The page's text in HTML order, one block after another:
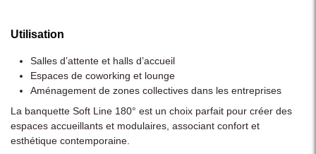
Utilisation
Salles d’attente et halls d’accueil
Espaces de coworking et lounge
Aménagement de zones collectives dans les entreprises
La banquette Soft Line 180° est un choix parfait pour créer des
espaces accueillants et modulaires, associant confort et
esthétique contemporaine.